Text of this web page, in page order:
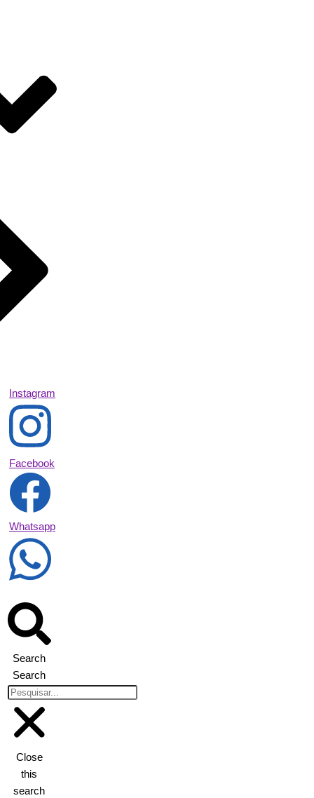
Instagram
Facebook
Whatsapp
Search
Search
Close
this
search